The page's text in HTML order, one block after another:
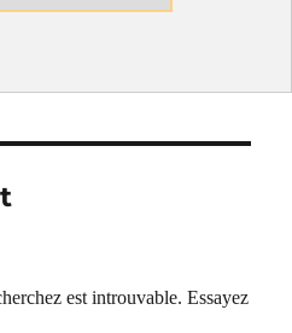
est introuvable. Essayez